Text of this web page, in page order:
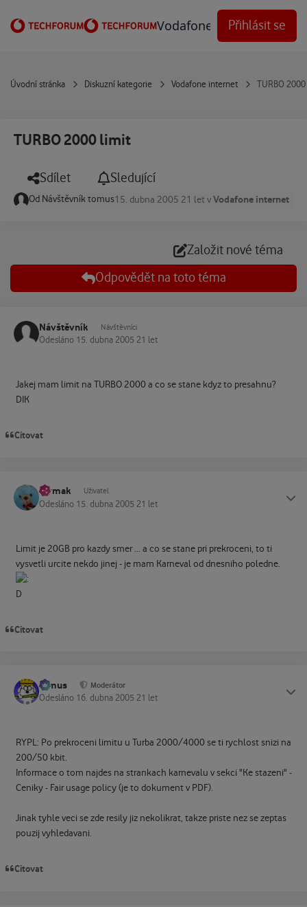
Vodafone Techforum
Přihlásit se
Úvodní stránka Diskuzní kategorie Vodafone internet TURBO
TURBO 2000 limit
Sdílet Sledující
Od Návštěvník tomus15. dubna 2005 21 let vVodafone internet
Založit nové téma
Odpovědět na toto téma
Návštěvník Návštěvníci
Odesláno 15. dubna 2005 21 let
Jakej mam limit na TURBO 2000 a co se stane kdyz to presahnu?
DIK
Citovat
Mymak Uživatel
Odesláno 15. dubna 2005 21 let
Limit je 20GB pro kazdy smer ... a co se stane pri prekroceni, to ti
vysvetli urcite nekdo jinej - je mam Karneval od dnesniho poledne.
Citovat
tomus Moderátor
Odesláno 16. dubna 2005 21 let
RYPL: Po prekroceni limitu u Turba 2000/4000 se ti rychlost snizi na
200/50 kbit.
Informace o tom najdes na strankach karnevalu v sekci "Ke stazeni" -
Ceniky - Fair usage policy (je to dokument v PDF).
Jinak tyhle veci se zde resily jiz nekolikrat, takze priste nez se zeptas
pouzij vyhledavani.
Citovat